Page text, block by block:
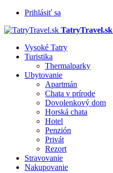
Prihlásiť sa
TatryTravel.sk
Vysoké Tatry
Turistika
Thermalparky
Ubytovanie
Apartmán
Chata v prírode
Dovolenkový dom
Horská chata
Hotel
Penzión
Privát
Rezort
Stravovanie
Nakupovanie